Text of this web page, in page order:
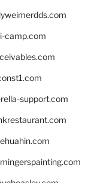
camp.com
support.com